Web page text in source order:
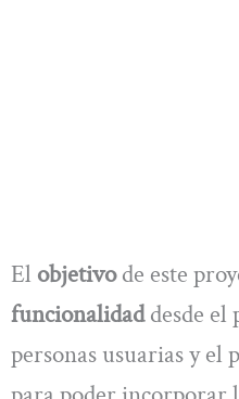
El objetivode este
funcionalidaddesde el
personas usuarias y el